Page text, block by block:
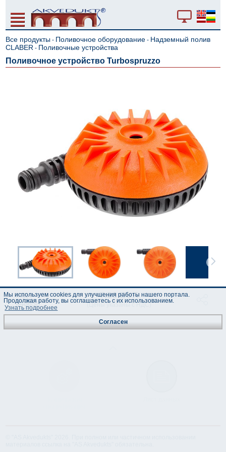
Все продукты - Поливочное оборудование - Надземный полив
CLABER - Поливочные устройства
Поливочное устройство Turbospruzzo
код :
448658
7.38 EUR
(Цены указаны с НДС)
Мы используем cookies для улучшения работы нашего портала.
Продолжая работу, вы соглашаетесь с их использованием.
Узнать подробнее
Согласен